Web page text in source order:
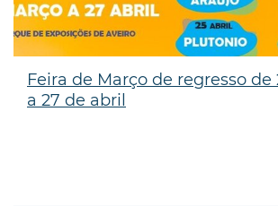
Feira de Março de regresso de
a 27 de abril